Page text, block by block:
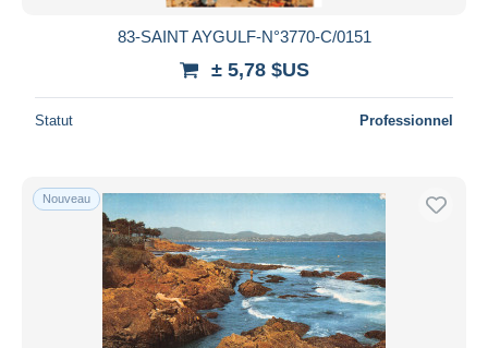
83-SAINT AYGULF-N°3770-C/0151
± 5,78 $US
Statut Professionnel
Nouveau